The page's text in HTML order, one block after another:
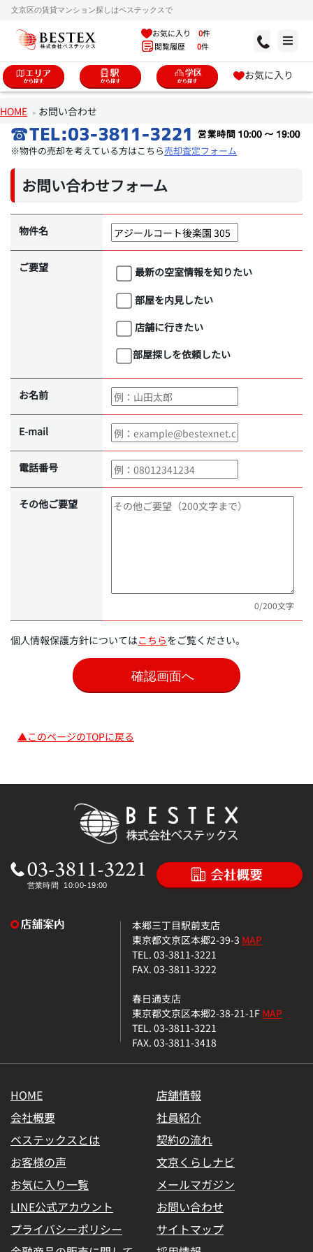
文京区の賃貸マンション探しはベステックスで
お気に入り 0件
閲覧履歴 0件
お気に入り
HOME お問い合わせ
※物件の売却を考えている方はこちら売却査定フォーム
お問い合わせフォーム
物件名
ご要望
最新の空室情報を知りたい
部屋を内見したい
店舗に行きたい
部屋探しを依頼したい
お名前
E-mail
電話番号
その他ご要望
0/200文字
個人情報保護方針についてはこちらをご覧ください。
▲このページのTOPに戻る
本郷三丁目駅前支店
東京都文京区本郷2-39-3 MAP
TEL. 03-3811-3221
FAX. 03-3811-3222
春日通支店
東京都文京区本郷2-38-21-1FMAP
TEL. 03-3811-3221
FAX. 03-3811-3418
HOME
店舗情報
会社概要
社員紹介
ベステックスとは
契約の流れ
お客様の声
文京くらしナビ
お気に入り一覧
メールマガジン
LINE公式アカウント
お問い合わせ
プライバシーポリシー
サイトマップ